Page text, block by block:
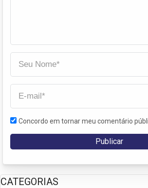
Concordo em tornar meu comentário
CATEGORIAS